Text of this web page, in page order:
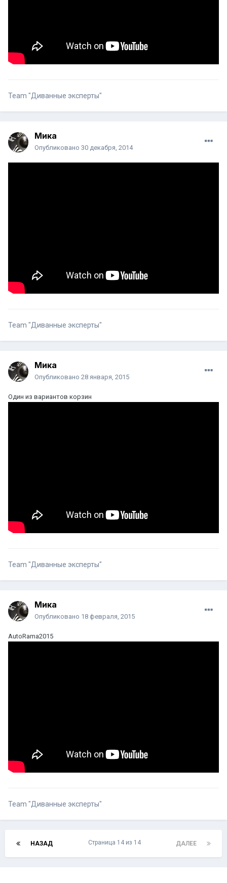
Team "Диванные эксперты"
Мика
Опубликовано 30 декабря, 2014
Team "Диванные эксперты"
Мика
Опубликовано 28 января, 2015
Один из вариантов корзин
Team "Диванные эксперты"
Мика
Опубликовано 18 февраля, 2015
AutoRama2015
Team "Диванные эксперты"
НАЗАД ДАЛЕЕ
Страница 14 из 14